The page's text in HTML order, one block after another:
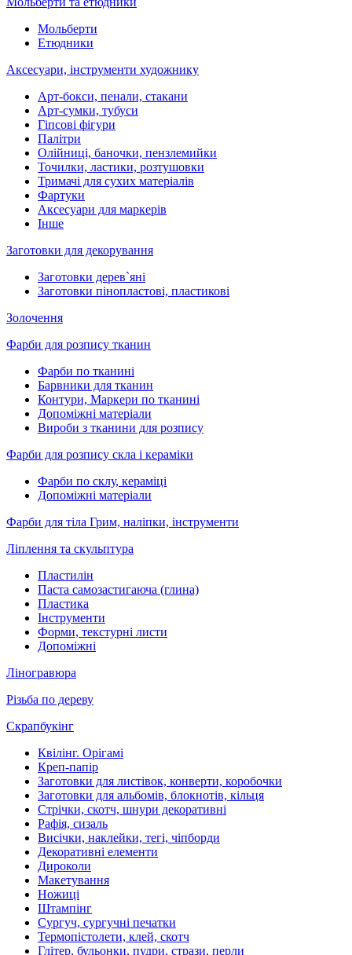
Мольберти
Етюдники
Аксесуари, інструменти художнику
Арт-бокси, пенали, стакани
Арт-сумки, тубуси
Гіпсові фігури
Палітри
Олійниці, баночки, пензлемийки
Точилки, ластики, розтушовки
Тримачі для сухих матеріалів
Фартуки
Аксесуари для маркерів
Інше
Заготовки для декорування
Заготовки дерев`яні
Заготовки пінопластові, пластикові
Золочення
Фарби для розпису тканин
Фарби по тканині
Барвники для тканин
Контури, Маркери по тканині
Допоміжні матеріали
Вироби з тканини для розпису
Фарби для розпису скла і кераміки
Фарби по склу, кераміці
Допоміжні матеріали
Фарби для тіла Грим, наліпки, інструменти
Ліплення та скульптура
Пластилін
Паста самозастигаюча (глина)
Пластика
Інструменти
Форми, текстурні листи
Допоміжні
Ліногравюра
Різьба по дереву
Скрапбукінг
Квілінг. Орігамі
Креп-папір
Заготовки для листівок, конверти, коробочки
Заготовки для альбомів, блокнотів, кільця
Стрічки, скотч, шнури декоративні
Рафія, сизаль
Висічки, наклейки, тегі, чіпборди
Декоративні елементи
Дироколи
Макетування
Ножиці
Штампінг
Сургуч, сургучні печатки
Термопістолети, клей, скотч
Глітер, бульонки, пудри, стрази, перли